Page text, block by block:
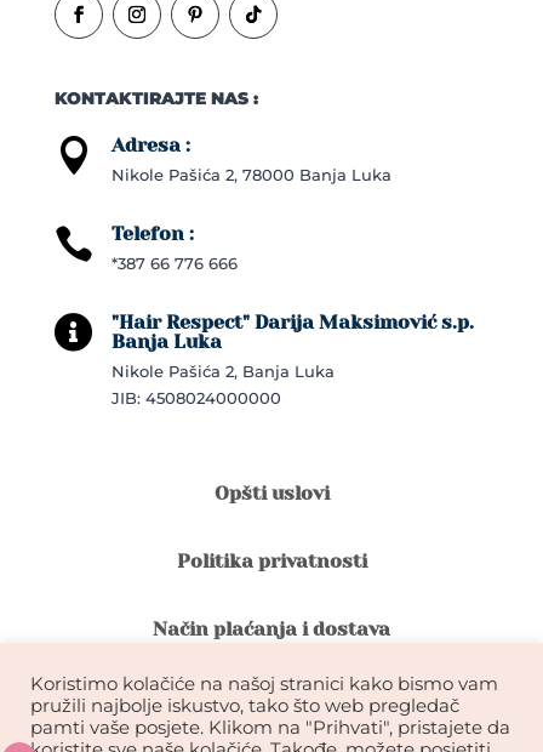
KONTAKTIRAJTE NAS :
 Adresa :
Nikole Pašića 2, 78000 Banja Luka
 Telefon :
*387 66 776 666

"Hair Respect" Darija Maksimović s.p.
Banja Luka
Nikole Pašića 2, Banja Luka
JIB: 4508024000000
Opšti uslovi
Politika privatnosti
Način plaćanja i dostava
Reklamacije i povrat robe
Koristimo kolačiće na našoj stranici kako bismo vam
pružili najbolje iskustvo, tako što web pregledač
pamti vaše posjete. Klikom na "Prihvati", pristajete da